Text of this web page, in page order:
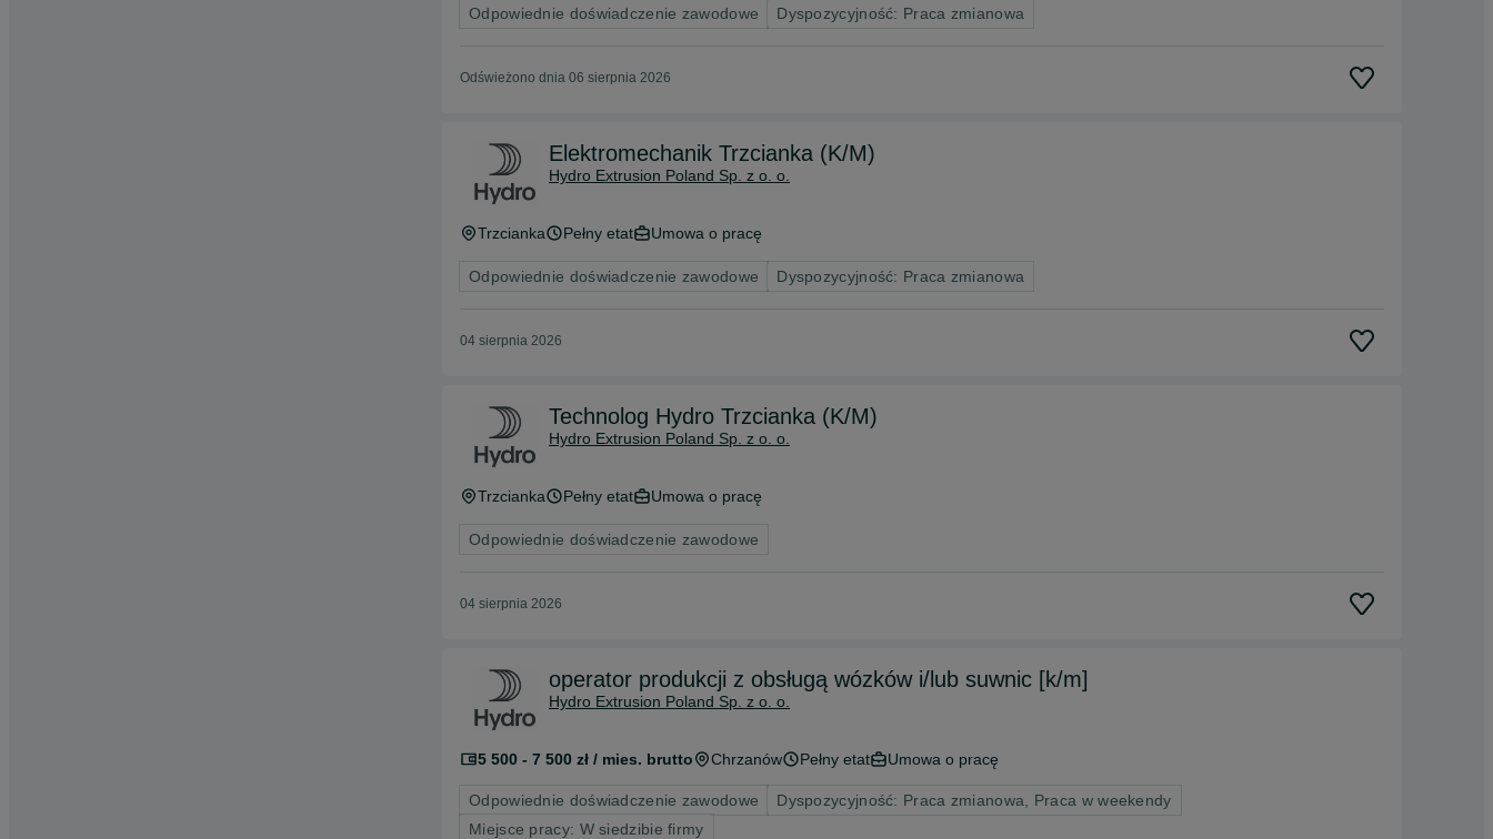
Odpowiednie doświadczenie zawodowe Dyspozycyjność: Praca zmianowa
Odświeżono dnia 06 sierpnia 2026
Elektromechanik Trzcianka (K/M)
Hydro Extrusion Poland Sp. z o. o.
Trzcianka Pełny etat Umowa o pracę
Odpowiednie doświadczenie zawodowe Dyspozycyjność: Praca zmianowa
04 sierpnia 2026
Technolog Hydro Trzcianka (K/M)
Hydro Extrusion Poland Sp. z o. o.
Trzcianka Pełny etat Umowa o pracę
Odpowiednie doświadczenie zawodowe
04 sierpnia 2026
operator produkcji z obsługą wózków i/lub suwnic [k/m]
Hydro Extrusion Poland Sp. z o. o.
5 500 - 7 500 zł / mies. brutto Chrzanów Pełny etat Umowa o pracę
Odpowiednie doświadczenie zawodowe
Dyspozycyjność: Praca zmianowa, Praca w weekendy
Miejsce pracy: W siedzibie firmy